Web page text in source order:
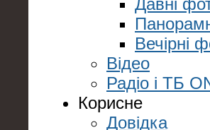
Давні
Вечірні
Відео
Радіо і ТБ
Корисне
Довідка